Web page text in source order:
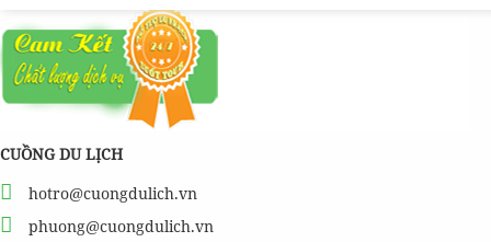
CUỒNG DU LỊCH
hotro@cuongdulich.vn
phuong@cuongdulich.vn